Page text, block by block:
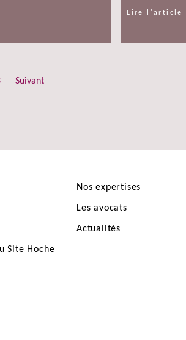
Lire l'article
Suivant
Nos expertises
Les avocats
Actualités
Site Hoche